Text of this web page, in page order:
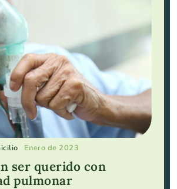
Enero de 2023
ser querido con
pulmonar